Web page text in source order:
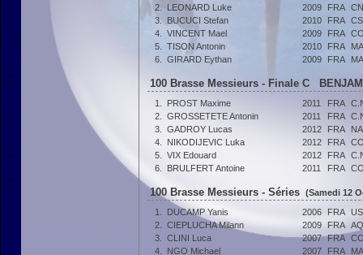
2.
LEONARD Luke 2009 FRA
3.
BUCUCI Stefan 2010 FRA
4.
VINCENT Mael 2009 FRA
5.
TISON Antonin 2010 FRA
6.
GIRARD Eythan 2009 FRA
100 Brasse Messieurs - Finale C
1. PROST Maxime 2011 FRA
2.
GROSSETETE Antonin 2011 FRA
3.
GADROY Lucas 2012 FRA
4.
NIKODIJEVIC Luka 2012 FRA
5.
VIX Edouard 2012 FRA
6.
BRULFERT Antoine 2011 FRA
100 Brasse Messieurs - Séries (Samedi 12
1.
DUCAMP Yanis 2006 FRA
2.
CIEPLUCHA Milann 2009 FRA
3.
CLINI Luca 2007 FRA
4.
NGO Michael 2007 FRA